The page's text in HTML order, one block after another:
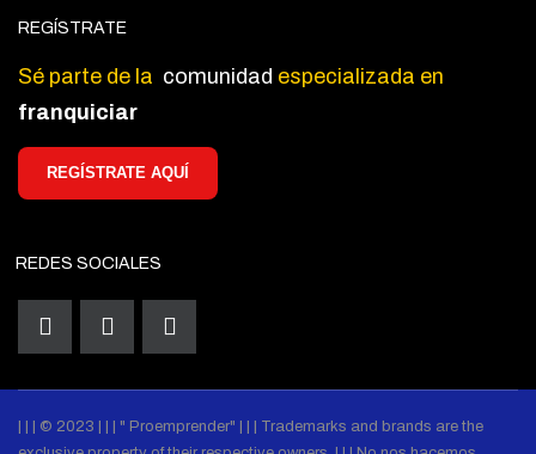
REGÍSTRATE
Sé parte de la comunidad especializada en
franquiciar
REGÍSTRATE AQUÍ
REDES SOCIALES
| | | © 2023 | | | " Proemprender" | | | Trademarks and brands are the